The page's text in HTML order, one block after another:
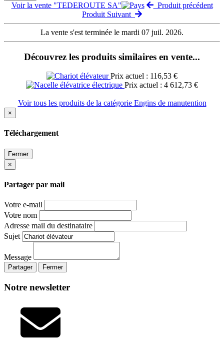
Voir la vente "TEDEROUTE SA"
Produit précédent
Produit Suivant
La vente s'est terminée le mardi 07 juil. 2026.
Découvrez les produits similaires en vente...
Prix actuel : 116,53 €
Prix actuel : 4 612,73 €
Voir tous les produits de la catégorie Engins de manutention
×
Téléchargement
Fermer
×
Partager par mail
Votre e-mail
Votre nom
Adresse mail du destinataire
Sujet
Message
Partager Fermer
Notre newsletter